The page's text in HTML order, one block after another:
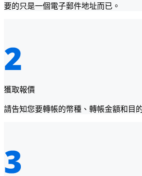
要的只是一個電子郵件地址而已。
獲取報價
請告知您要轉帳的幣種、轉帳金額和目